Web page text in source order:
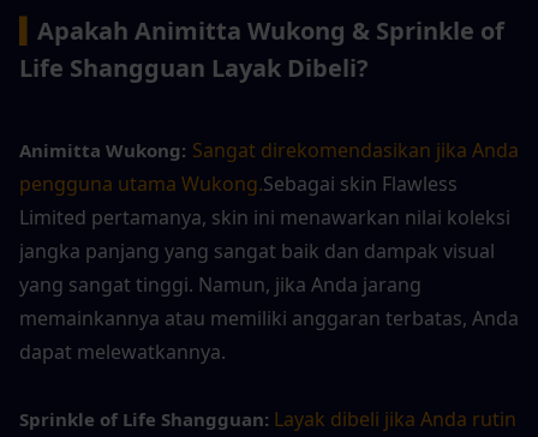
Apakah Animitta Wukong & Sprinkle of
Life Shangguan Layak Dibeli?
Animitta Wukong: Sangat direkomendasikan jika Anda
pengguna utama Wukong.Sebagai skin Flawless
Limited pertamanya, skin ini menawarkan nilai koleksi
jangka panjang yang sangat baik dan dampak visual
yang sangat tinggi. Namun, jika Anda jarang
memainkannya atau memiliki anggaran terbatas, Anda
dapat melewatkannya.
Sprinkle of Life Shangguan: Layak dibeli jika Anda rutin